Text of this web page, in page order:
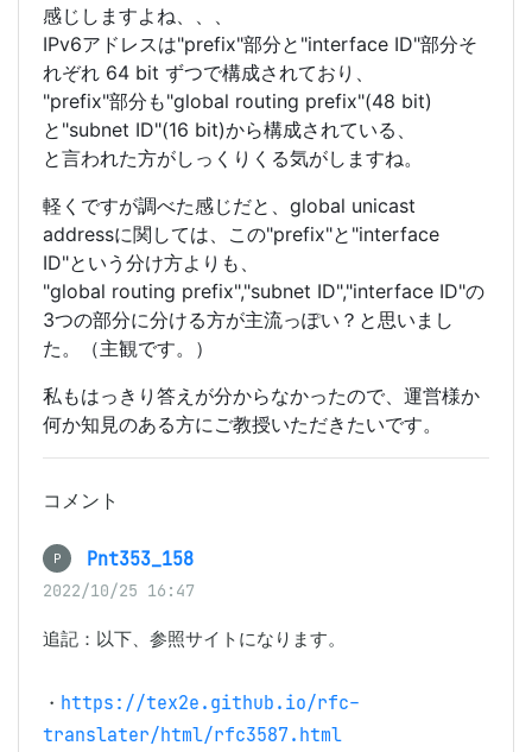
感じしますよね、、、
IPv6アドレスは"prefix"部分と"interface ID"部分そ
れぞれ 64 bit ずつで構成されており、
"prefix"部分も"global routing prefix"(48 bit)
と"subnet ID"(16 bit)から構成されている、
と言われた方がしっくりくる気がしますね。
軽くですが調べた感じだと、global unicast
addressに関しては、この"prefix"と"interface
ID"という分け方よりも、
"global routing prefix","subnet ID","interface ID"の
3つの部分に分ける方が主流っぽい？と思いまし
た。（主観です。）
私もはっきり答えが分からなかったので、運営様か
何か知見のある方にご教授いただきたいです。
コメント
P Pnt353_158
2022/10/25 16:47
追記：以下、参照サイトになります。
・ https://tex2e.github.io/rfc-
translater/html/rfc3587.html